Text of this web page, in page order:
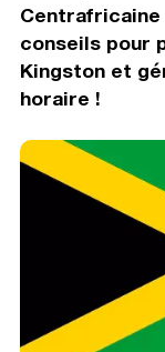
Centrafricaine
conseils pour
Kingston et
horaire !